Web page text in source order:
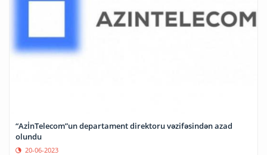
“AzİnTelecom”un departament direktoru vəzifəsindən azad
olundu
20-06-2023